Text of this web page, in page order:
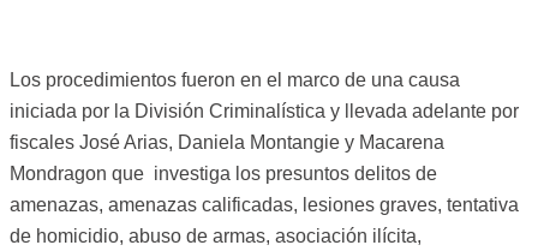
Los procedimientos fueron en el marco de una causa
iniciada por la División Criminalística y llevada adelante por
fiscales José Arias, Daniela Montangie y Macarena
Mondragon que investiga los presuntos delitos de
amenazas, amenazas calificadas, lesiones graves, tentativa
de homicidio, abuso de armas, asociación ilícita,